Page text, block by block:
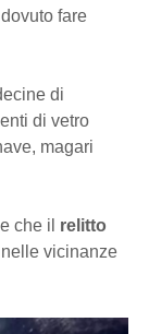
fare
di
di vetro
magari
che il relitto
vicinanze